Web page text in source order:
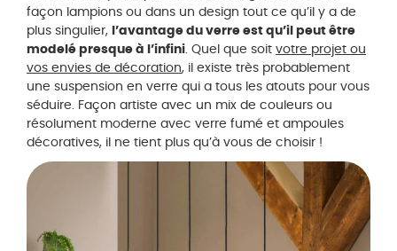
façon lampions ou dans un design tout ce qu’il y a de
plus singulier, l’avantage du verre est qu’il peut être
modelé presque à l’infini . Quel que soit votre projet ou
vos envies de décoration, il existe très probablement
une suspension en verre qui a tous les atouts pour vous
séduire. Façon artiste avec un mix de couleurs ou
résolument moderne avec verre fumé et ampoules
décoratives, il ne tient plus qu’à vous de choisir !